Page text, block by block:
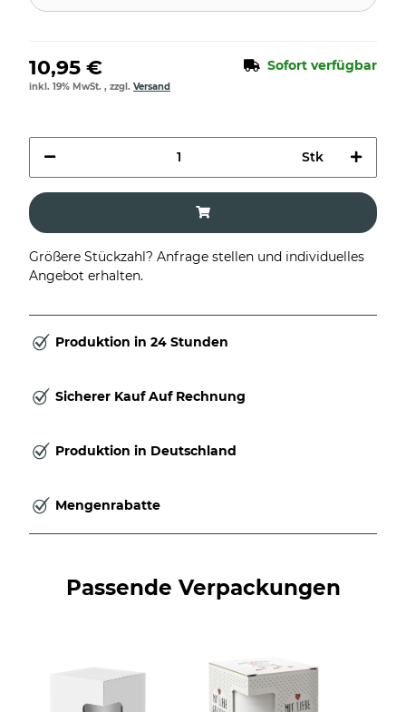
10,95 € Sofort verfügbar
inkl. 19% MwSt. , zzgl. Versand
Stk
Größere Stückzahl? Anfrage stellen und individuelles
Angebot erhalten.
Produktion in 24 Stunden
Sicherer Kauf Auf Rechnung
Produktion in Deutschland
Mengenrabatte
Passende Verpackungen